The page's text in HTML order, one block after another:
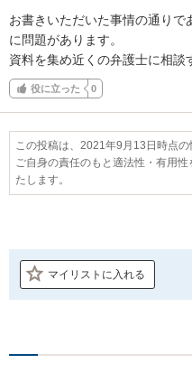
お書きいただいた事情の通り
に問題があります。
資料を集め近くの弁護士に相談
役に立った 0
この投稿は、2021年9月13日時点の
ご自身の責任のもと適法性・有用
たします。
マイリストに入れる